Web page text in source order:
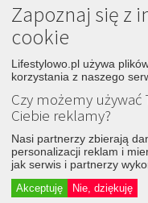
Jogurtowiec
19
1 rok temu
Śledź
Słodki Blog
Zapoznaj się z
cookie
Lifestylowo.pl używa
korzystania z naszego
Czy możemy
Ciebie reklamy?
Nasi partnerzy zbierają
personalizacji reklam i
jak serwis i partnerzy
Akceptuję Nie, dziękuję